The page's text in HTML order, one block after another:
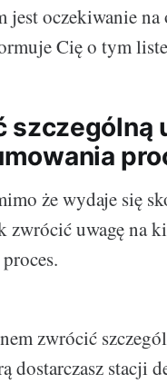
jest oczekiwanie
Cię o tym
szczególną
że wydaje się
zwrócić uwagę na
zwrócić
dostarczasz stacji